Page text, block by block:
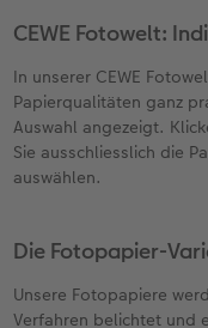
CEWE Fotowelt:
In unserer CEWE
Papierqualitäten ganz
Auswahl angezeigt.
Sie ausschliesslich die
auswählen.
Die Fotopapier-
Unsere Fotopapiere
Verfahren belichtet und